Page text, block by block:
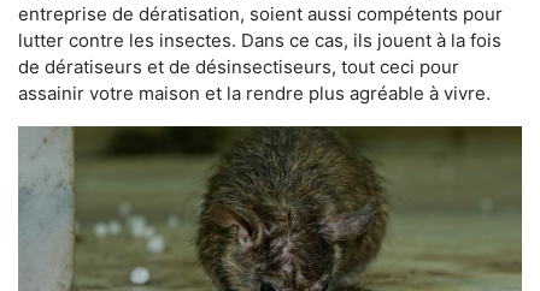
entreprise de dératisation, soient aussi compétents pour
lutter contre les insectes. Dans ce cas, ils jouent à la fois
de dératiseurs et de désinsectiseurs, tout ceci pour
assainir votre maison et la rendre plus agréable à vivre.